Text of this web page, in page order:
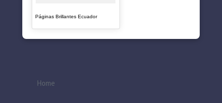
Páginas Brillantes Ecuador
Home